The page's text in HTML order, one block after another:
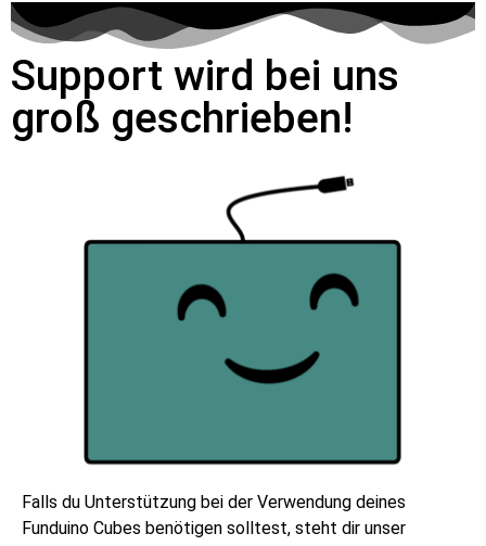
Support wird bei uns
groß geschrieben!
Falls du Unterstützung bei der Verwendung deines
Funduino Cubes benötigen solltest, steht dir unser